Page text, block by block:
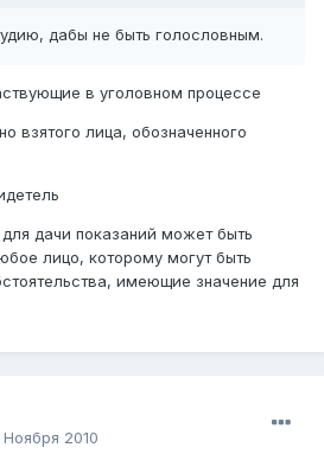
дабы не быть голословным.
в уголовном процессе
взятого лица, обозначенного
дачи показаний может быть
лицо, которому могут быть
имеющие значение для
2010